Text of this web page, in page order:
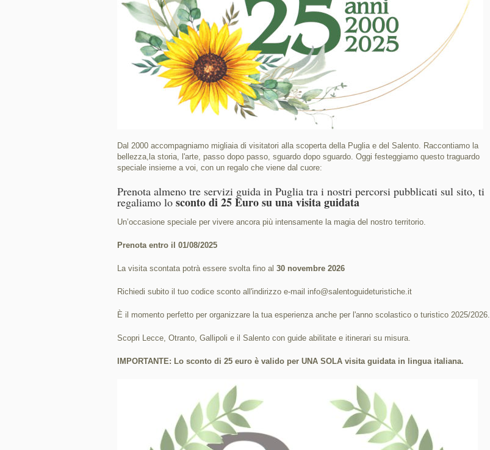
Dal 2000 accompagniamo migliaia di visitatori alla scoperta della Puglia e del Salento. Raccontiamo la
bellezza,la storia, l'arte, passo dopo passo, sguardo dopo sguardo. Oggi festeggiamo questo traguardo
speciale insieme a voi, con un regalo che viene dal cuore:
Prenota almeno tre servizi guida in Puglia tra i nostri percorsi pubblicati sul sito, ti
regaliamo lo sconto di 25 Euro su una visita guidata
Un’occasione speciale per vivere ancora più intensamente la magia del nostro territorio.
Prenota entro il 01/08/2025
La visita scontata potrà essere svolta fino al 30 novembre 2026
Richiedi subito il tuo codice sconto all'indirizzo e-mail info@salentoguideturistiche.it
È il momento perfetto per organizzare la tua esperienza anche per l'anno scolastico o turistico 2025/2026.
Scopri Lecce, Otranto, Gallipoli e il Salento con guide abilitate e itinerari su misura.
IMPORTANTE: Lo sconto di 25 euro è valido per UNA SOLA visita guidata in lingua italiana.